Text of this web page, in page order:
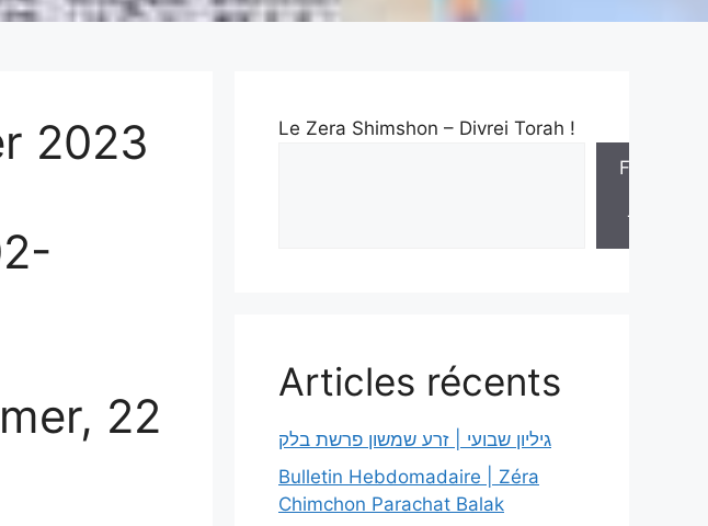
2023
22
Le Zera Shimshon – Divrei Torah !
Feuilles
Torah
Articles récents
גיליון שבועי | זרע שמשון פרשת בלק
Bulletin Hebdomadaire | Zéra
Chimchon Parachat Balak